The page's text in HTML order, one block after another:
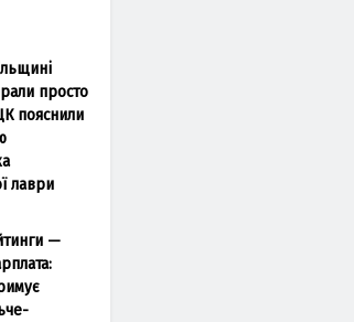
просто
пояснили
лаври
—